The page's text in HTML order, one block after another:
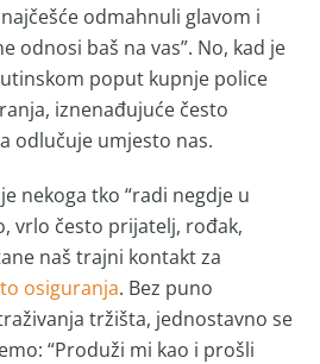
odmahnuli glavom i
odnosi baš na vas”. No, kad je
poput kupnje police
iznenađujuće često
odlučuje umjesto nas.
nekoga tko “radi negdje u
vrlo često prijatelj, rođak,
naš trajni kontakt za
osiguranja. Bez puno
tržišta, jednostavno se
“Produži mi kao i prošli